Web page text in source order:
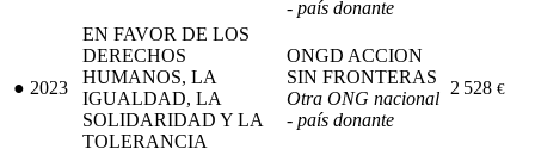
- país donante
● 2023
EN FAVOR DE LOS
DERECHOS
HUMANOS, LA
IGUALDAD, LA
SOLIDARIDAD Y LA
TOLERANCIA
ONGD ACCION
SIN FRONTERAS
Otra ONG nacional
- país donante
2 528 €